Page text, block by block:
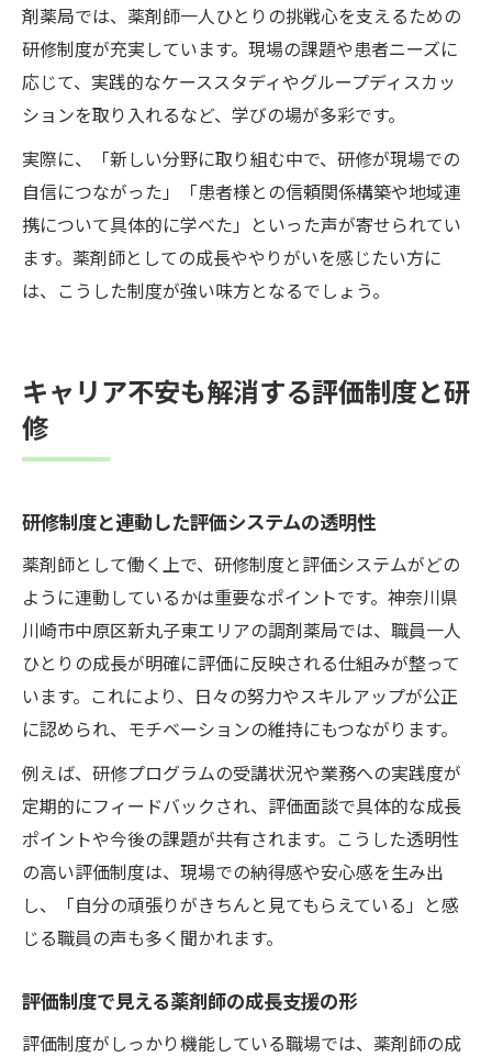
剤薬局では、薬剤師一人ひとりの挑戦心を支えるための
研修制度が充実しています。現場の課題や患者ニーズに
応じて、実践的なケーススタディやグループディスカッ
ションを取り入れるなど、学びの場が多彩です。
実際に、「新しい分野に取り組む中で、研修が現場での
自信につながった」「患者様との信頼関係構築や地域連
携について具体的に学べた」といった声が寄せられてい
ます。薬剤師としての成長ややりがいを感じたい方に
は、こうした制度が強い味方となるでしょう。
キャリア不安も解消する評価制度と研
修
研修制度と連動した評価システムの透明性
薬剤師として働く上で、研修制度と評価システムがどの
ように連動しているかは重要なポイントです。神奈川県
川崎市中原区新丸子東エリアの調剤薬局では、職員一人
ひとりの成長が明確に評価に反映される仕組みが整って
います。これにより、日々の努力やスキルアップが公正
に認められ、モチベーションの維持にもつながります。
例えば、研修プログラムの受講状況や業務への実践度が
定期的にフィードバックされ、評価面談で具体的な成長
ポイントや今後の課題が共有されます。こうした透明性
の高い評価制度は、現場での納得感や安心感を生み出
し、「自分の頑張りがきちんと見てもらえている」と感
じる職員の声も多く聞かれます。
評価制度で見える薬剤師の成長支援の形
評価制度がしっかり機能している職場では、薬剤師の成